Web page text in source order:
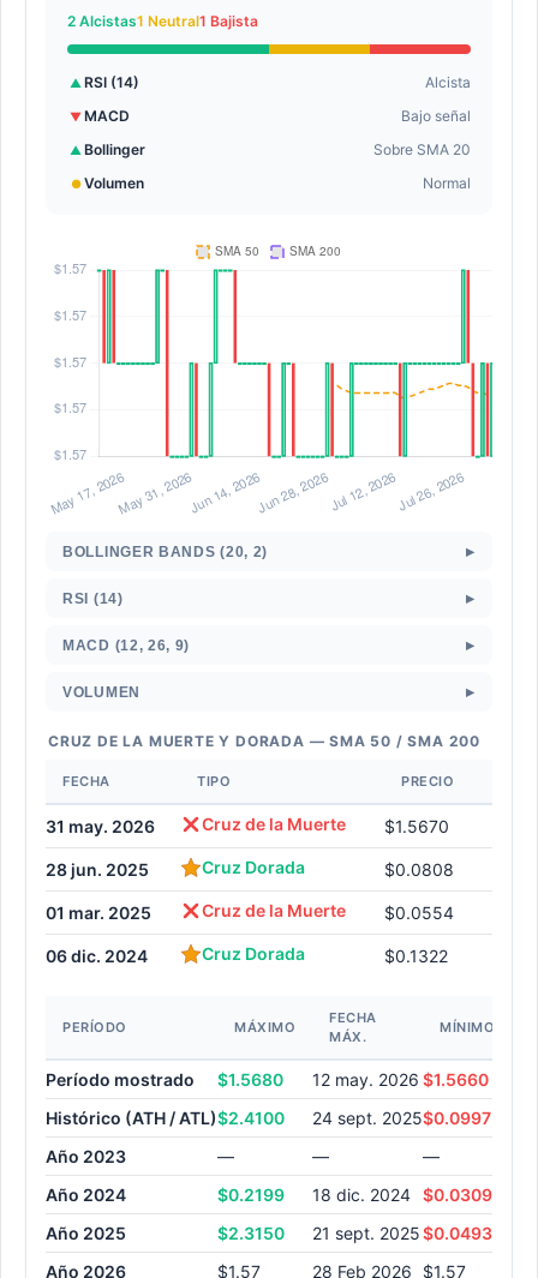
2 Alcistas1 Neutral1 Bajista
▲ RSI (14) Alcista
▼MACD Bajo señal
▲ Bollinger Sobre SMA 20
● Volumen Normal
BOLLINGER BANDS (20, 2) ▸
RSI (14) ▸
MACD (12, 26, 9) ▸
VOLUMEN ▸
CRUZ DE LA MUERTE Y DORADA — SMA 50 / SMA 200
FECHA TIPO PRECIO
31 may. 2026 Cruz de la Muerte $1.5670
28 jun. 2025 Cruz Dorada $0.0808
01 mar. 2025 Cruz de la Muerte $0.0554
06 dic. 2024 Cruz Dorada $0.1322
PERÍODO MÁXIMO
FECHA
MÁX.
MÍNIMO
Período mostrado $1.5680 12 may. 2026 $1.5660
Histórico (ATH / ATL)$2.4100 24 sept. 2025$0.0997
Año 2023
— — —
Año 2024
$0.2199 18 dic. 2024 $0.0309
Año 2025
$2.3150 21 sept. 2025$0.0493
Año 2026
$1.57 28 Feb 2026 $1.57